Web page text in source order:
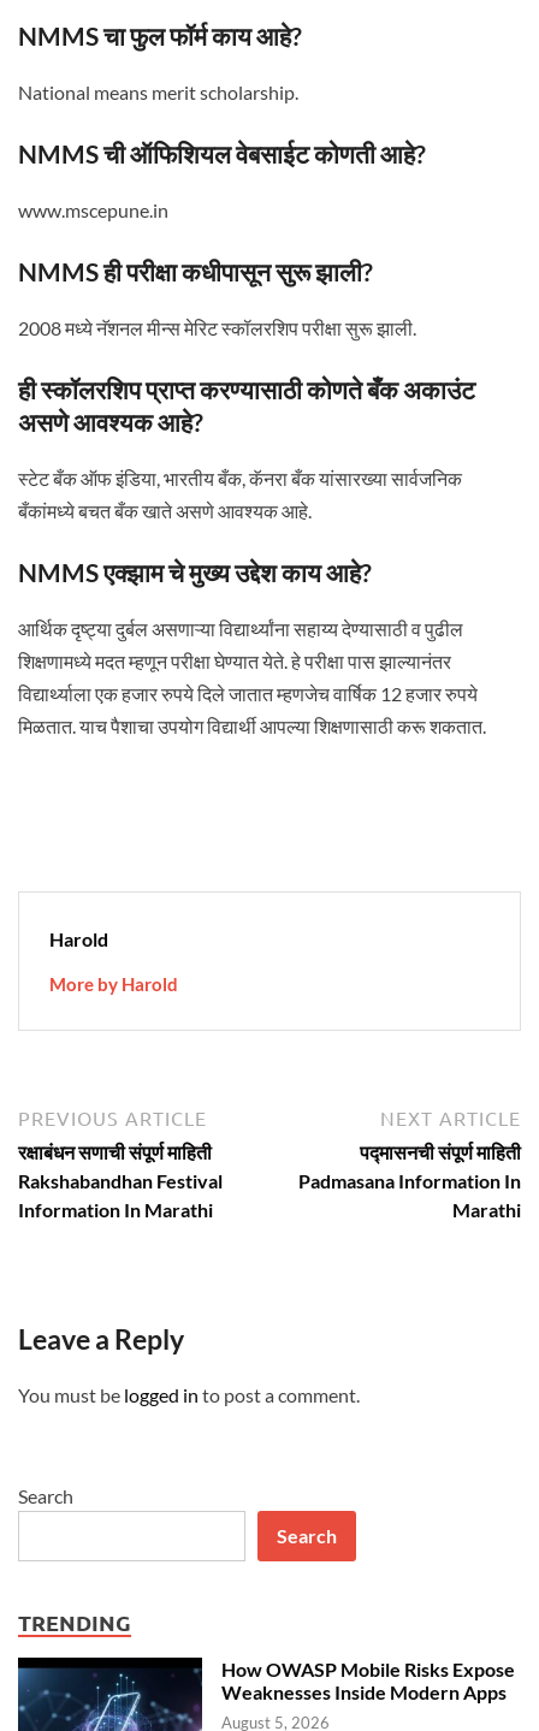
NMMS चा फुल फॉर्म काय आहे?
National means merit scholarship.
NMMS ची ऑफिशियल वेबसाईट कोणती आहे?
www.mscepune.in
NMMS ही परीक्षा कधीपासून सुरू झाली?
2008 मध्ये नॅशनल मीन्स मेरिट स्कॉलरशिप परीक्षा सुरू झाली.
ही स्कॉलरशिप प्राप्त करण्यासाठी कोणते बँक अकाउंट
असणे आवश्यक आहे?
स्टेट बँक ऑफ इंडिया, भारतीय बँक, कॅनरा बँक यांसारख्या सार्वजनिक
बँकांमध्ये बचत बँक खाते असणे आवश्यक आहे.
NMMS एक्झाम चे मुख्य उद्देश काय आहे?
आर्थिक दृष्ट्या दुर्बल असणाऱ्या विद्यार्थ्यांना सहाय्य देण्यासाठी व पुढील
शिक्षणामध्ये मदत म्हणून परीक्षा घेण्यात येते. हे परीक्षा पास झाल्यानंतर
विद्यार्थ्याला एक हजार रुपये दिले जातात म्हणजेच वार्षिक 12 हजार रुपये
मिळतात. याच पैशाचा उपयोग विद्यार्थी आपल्या शिक्षणासाठी करू शकतात.
Harold
More by Harold
Post
navigation
PREVIOUS ARTICLE
article:
रक्षाबंधन सणाची संपूर्ण माहिती
Rakshabandhan Festival
Information In Marathi
NEXT ARTICLE
पद्मासनची संपूर्ण माहिती
Padmasana Information In
Marathi
Leave a Reply
You must be logged in to post a comment.
Search
Search
TRENDING
How OWASP Mobile Risks Expose
Weaknesses Inside Modern Apps
August 5, 2026